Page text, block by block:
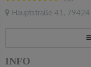
Hauptstraße 41 , 79424
INFO
e